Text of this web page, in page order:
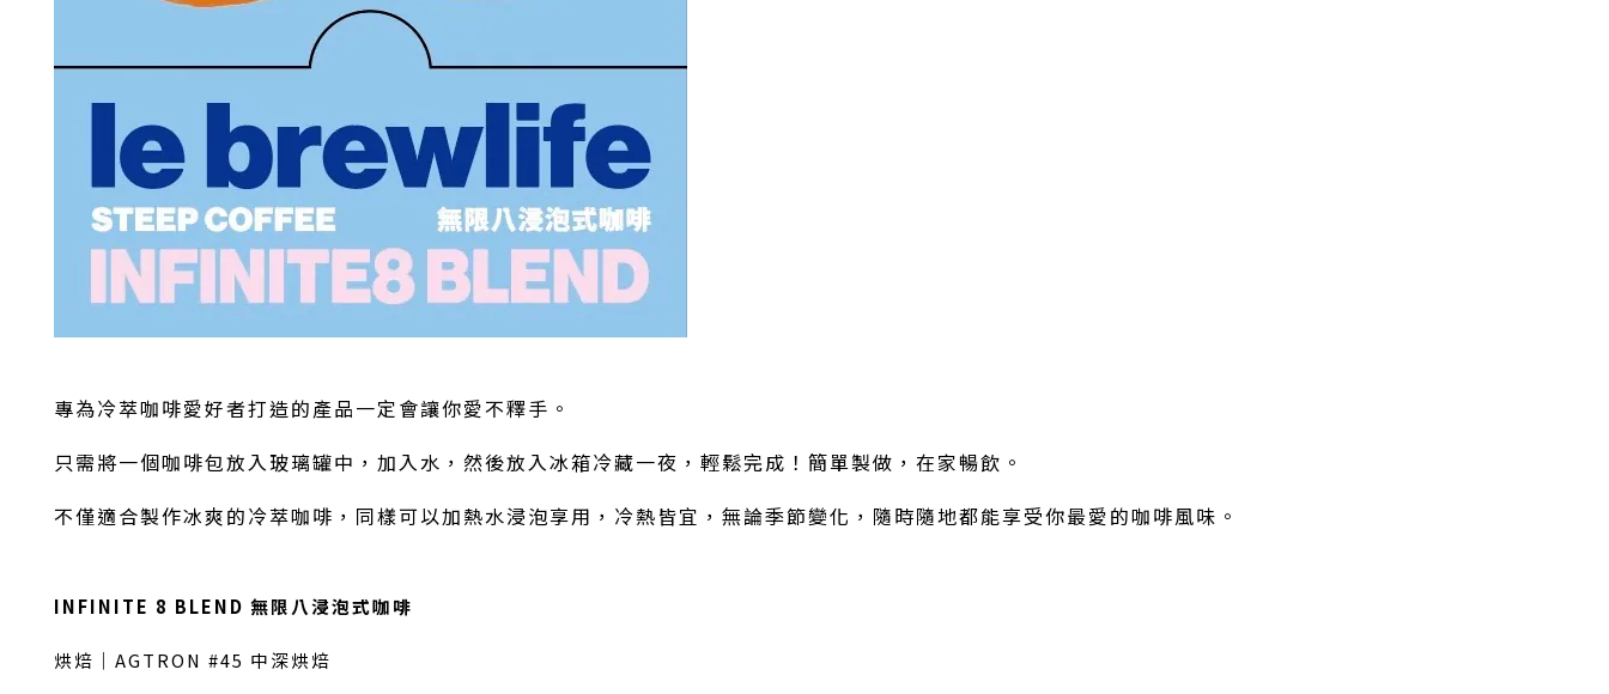
專為冷萃咖啡愛好者打造的產品一定會讓你愛不釋手。
只需將一個咖啡包放入玻璃罐中，加入水，然後放入冰箱冷藏一夜，輕鬆完成！簡單製做，在家暢飲。
不僅適合製作冰爽的冷萃咖啡，同樣可以加熱水浸泡享用，冷熱皆宜，無論季節變化，隨時隨地都能享受你最愛的咖啡風味。
INFINITE 8 BLEND 無限八浸泡式咖啡
烘焙｜AGTRON #45 中深烘焙